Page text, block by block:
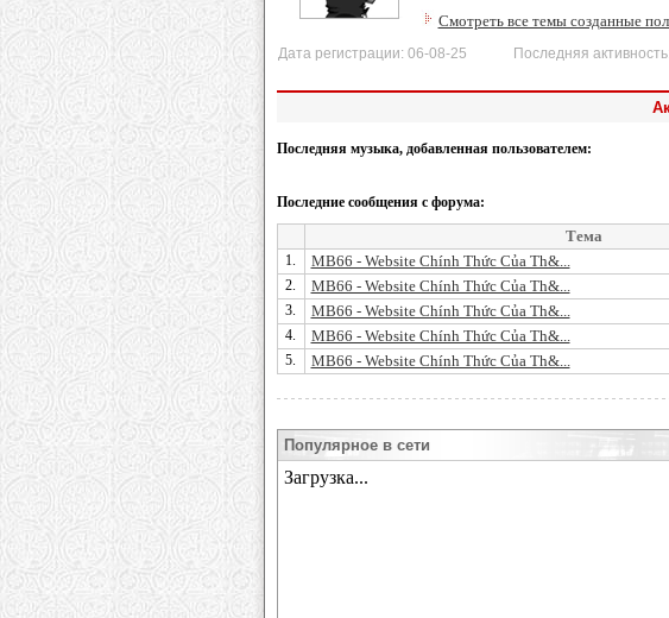
Смотреть все темы созданные
Дата регистрации: 06-08-25 Последняя активность:
Последняя музыка, добавленная пользователем:
Последние сообщения с форума:
Тема
1. MB66 - Website Chính Thức Của Th&...
2. MB66 - Website Chính Thức Của Th&...
3. MB66 - Website Chính Thức Của Th&...
4. MB66 - Website Chính Thức Của Th&...
5. MB66 - Website Chính Thức Của Th&...
Популярное в сети